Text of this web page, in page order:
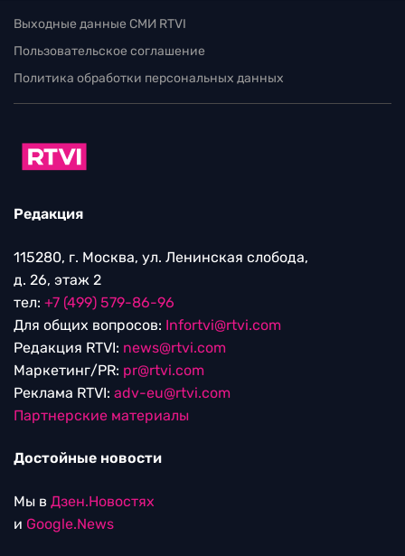
Выходные данные СМИ RTVI
Пользовательское соглашение
Политика обработки персональных данных
Редакция
115280, г. Москва, ул. Ленинская слобода,
д. 26, этаж 2
тел: +7 (499) 579-86-96
Для общих вопросов: Infortvi@rtvi.com
Редакция RTVI: news@rtvi.com
Маркетинг/PR: pr@rtvi.com
Реклама RTVI: adv-eu@rtvi.com
Партнерские материалы
Достойные новости
Мы в Дзен.Новостях
и Google.News